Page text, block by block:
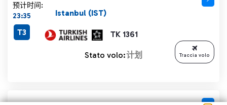
预计时间:
23:35
TK 1361
Istanbul (IST)
T3
Stato volo:计划 Traccia volo